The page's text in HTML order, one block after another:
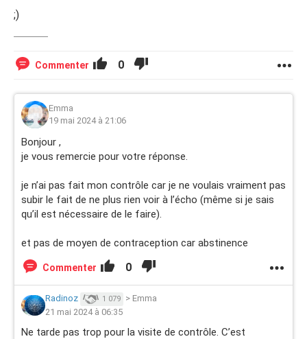
;)
Commenter 0
Emma
19 mai 2024 à 21:06
Bonjour ,
je vous remercie pour votre réponse.
je n’ai pas fait mon contrôle car je ne voulais vraiment pas
subir le fait de ne plus rien voir à l’écho (même si je sais
qu’il est nécessaire de le faire).
et pas de moyen de contraception car abstinence
Commenter 0
Radinoz 1 079 > Emma
21 mai 2024 à 06:35
Ne tarde pas trop pour la visite de contrôle. C’est